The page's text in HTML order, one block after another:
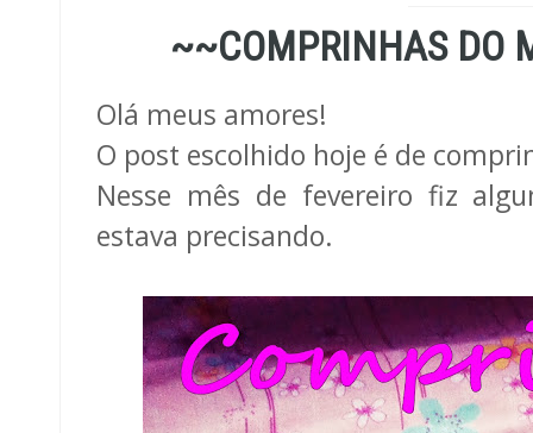
~~COMPRINHAS DO
Olá meus amores!
O post escolhido hoje é de
Nesse mês de fevereiro fiz
estava precisando.